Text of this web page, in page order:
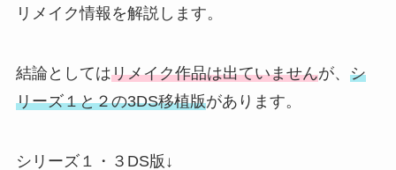
リメイク情報を解説します。
結論としてはリメイク作品は出ていませんが、 シ
リーズ１と２の3DS移植版があります。
シリーズ１・３DS版↓